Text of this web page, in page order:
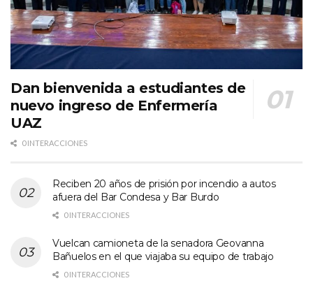
Dan bienvenida a estudiantes de
nuevo ingreso de Enfermería
UAZ
0 INTERACCIONES
Reciben 20 años de prisión por incendio a autos
afuera del Bar Condesa y Bar Burdo
0 INTERACCIONES
Vuelcan camioneta de la senadora Geovanna
Bañuelos en el que viajaba su equipo de trabajo
0 INTERACCIONES